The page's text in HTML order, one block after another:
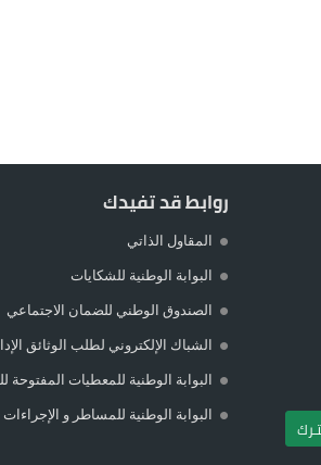
روابط قد تفيدك
المقاول الذاتي
البوابة الوطنية للشكايات
الصندوق الوطني للضمان الاجتماعي
الشباك الإلكتروني لطلب الوثائق
البوابة الوطنية للمعطيات المفتوحة
البوابة الوطنية للمساطر و الإجراءات